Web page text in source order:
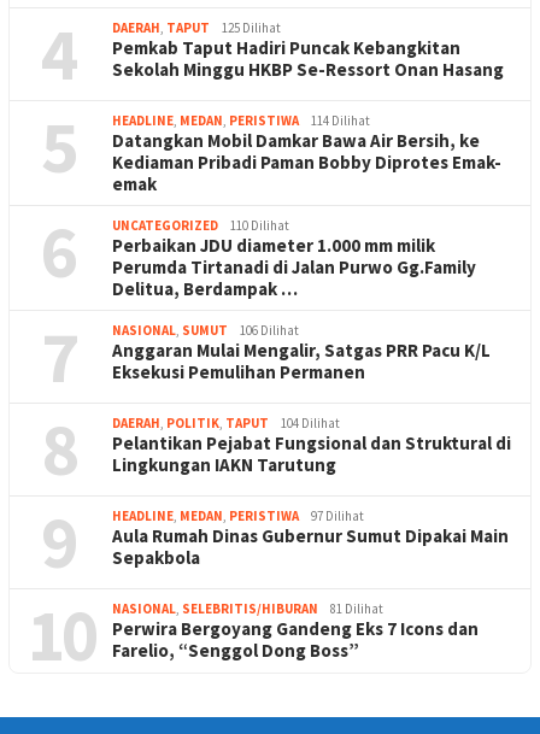
4 DAERAH, TAPUT 125 Dilihat
Pemkab Taput Hadiri Puncak Kebangkitan
Sekolah Minggu HKBP Se-Ressort Onan Hasang
5 HEADLINE, MEDAN, PERISTIWA 114 Dilihat
Datangkan Mobil Damkar Bawa Air Bersih, ke
Kediaman Pribadi Paman Bobby Diprotes Emak-
emak
6 UNCATEGORIZED 110 Dilihat
Perbaikan JDU diameter 1.000 mm milik
Perumda Tirtanadi di Jalan Purwo Gg.Family
Delitua, Berdampak …
7 NASIONAL, SUMUT 106 Dilihat
Anggaran Mulai Mengalir, Satgas PRR Pacu K/L
Eksekusi Pemulihan Permanen
8 DAERAH, POLITIK, TAPUT 104 Dilihat
Pelantikan Pejabat Fungsional dan Struktural di
Lingkungan IAKN Tarutung
9 HEADLINE, MEDAN, PERISTIWA 97 Dilihat
Aula Rumah Dinas Gubernur Sumut Dipakai Main
Sepakbola
10 NASIONAL, SELEBRITIS/HIBURAN 81 Dilihat
Perwira Bergoyang Gandeng Eks 7 Icons dan
Farelio, “Senggol Dong Boss”